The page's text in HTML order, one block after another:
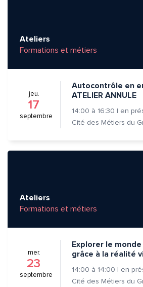
Ateliers
Formations et métiers
jeu.
17
septembre
Autocontrôle en
ATELIER ANNULE
14:00 à 16:30 | en
Ateliers
Formations et métiers
mer.
23
septembre
Explorer le
grâce à la réalité
14:00 à 14:00 | en